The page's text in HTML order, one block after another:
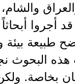
قد أجروا
طبيعة
البحوث
بخاصة.